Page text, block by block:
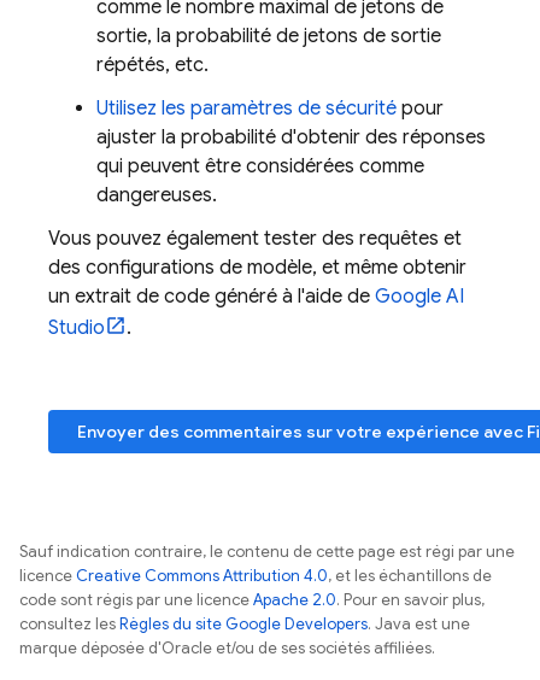
comme le nombre maximal de jetons de
sortie, la probabilité de jetons de sortie
répétés, etc.
Utilisez les paramètres de sécurité pour
ajuster la probabilité d'obtenir des réponses
qui peuvent être considérées comme
dangereuses.
Vous pouvez également tester des requêtes et
des configurations de modèle, et même obtenir
un extrait de code généré à l'aide de Google AI
Studio
.
Envoyer des commentaires sur votre expérience avec
Sauf indication contraire, le contenu de cette page est régi par une
licenceCreative Commons Attribution 4.0, et les échantillons de
code sont régis par une licenceApache 2.0. Pour en savoir plus,
consultez lesRègles du site Google Developers. Java est une
marque déposée d'Oracle et/ou de ses sociétés affiliées.